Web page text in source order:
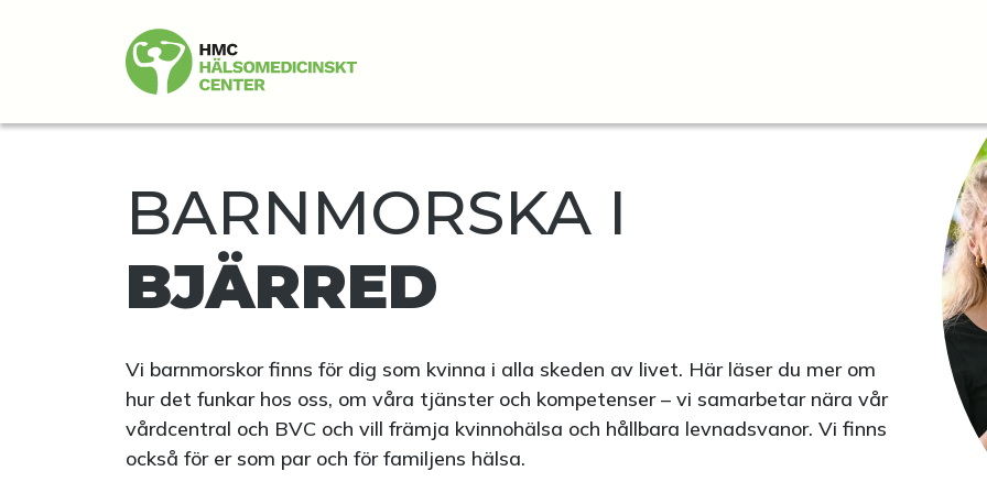
BARNMORSKA I
BJÄRRED
Vi barnmorskor finns för dig som kvinna i alla skeden av livet. Här läser du mer om
hur det funkar hos oss, om våra tjänster och kompetenser – vi samarbetar nära vår
vårdcentral och BVC och vill främja kvinnohälsa och hållbara levnadsvanor. Vi finns
också för er som par och för familjens hälsa.